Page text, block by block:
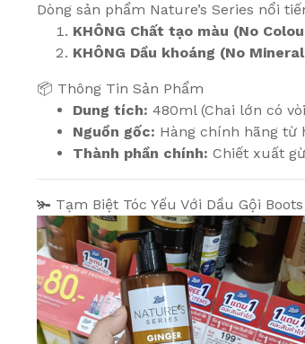
Dòng sản phẩm Nature’s Series nổi
KHÔNG Chất tạo màu (No
KHÔNG Dầu khoáng (No
📦 Thông Tin Sản Phẩm
Dung tích: 480ml (Chai lớn có
Nguồn gốc: Hàng chính hãng từ
Thành phần chính: Chiết xuất
🫚 Tạm Biệt Tóc Yếu Với Dầu Gội